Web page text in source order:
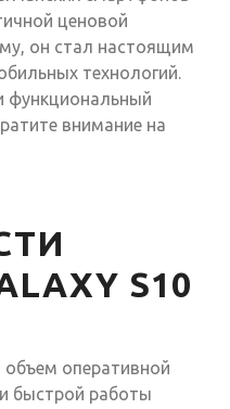
ценовой
он стал настоящим
технологий.
функциональный
внимание на
S10
оперативной
быстрой работы